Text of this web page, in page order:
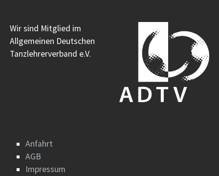
Wir sind Mitglied im
Allgemeinen Deutschen
Tanzlehrerverband e.V.
Anfahrt
AGB
Impressum